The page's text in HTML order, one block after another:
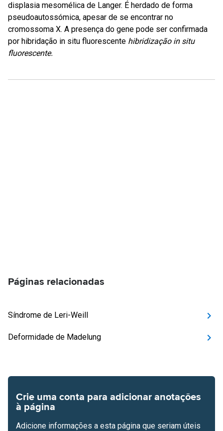
displasia mesomélica de Langer. É herdado de forma
pseudoautossómica, apesar de se encontrar no
cromossoma X. A presença do gene pode ser confirmada
por hibridação in situ fluorescente hibridização in situ
fluorescente.
Páginas relacionadas
Síndrome de Leri-Weill
Deformidade de Madelung
Crie uma conta para adicionar anotações
à página
Adicione informações a esta página que seriam úteis